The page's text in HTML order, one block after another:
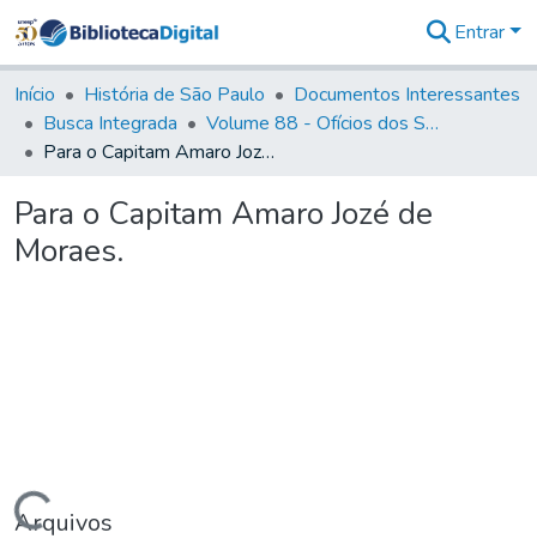
&
Coleções
Tudo na
Biblioteca
Estatísticas
Entrar
Início História de São Paulo
Documentos Interessantes
Busca Integrada
Volume 88 - Ofícios dos Senhores Governadores Interinos da Capitania de São Paulo (1817- 1819)
Para o Capitam Amaro Jozé de Moraes.
Para o Capitam Amaro Jozé de
Moraes.
Arquivos